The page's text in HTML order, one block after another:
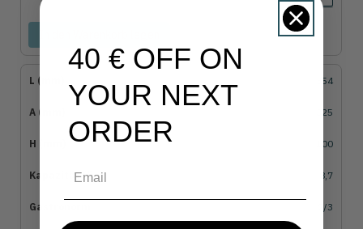
354
325
100
8,7
2/3
40 € OFF ON
YOUR NEXT
ORDER